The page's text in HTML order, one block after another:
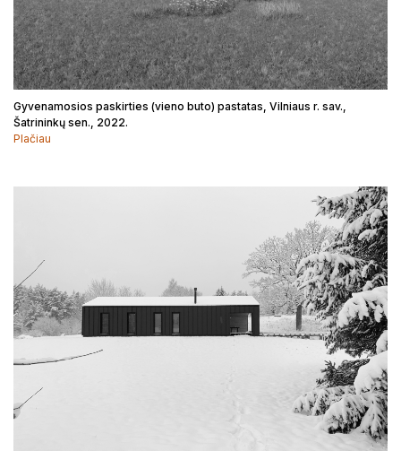
Projektiniai pasiūlymai
Gyvenamosios paskirties (vieno buto) pastatas, Vilniaus r. sav.,
Šatrininkų sen., 2022.
Plačiau